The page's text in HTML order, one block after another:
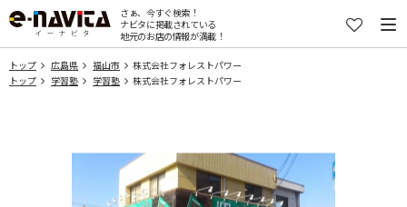
さぁ、今すぐ検索！
ナビタに掲載されている
地元のお店の情報が満載！
トップ 広島県 福山市
株式会社フォレストパワー
トップ
学習塾 学習塾 株式会社フォレストパワー